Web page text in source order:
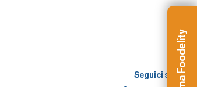
Seguici su